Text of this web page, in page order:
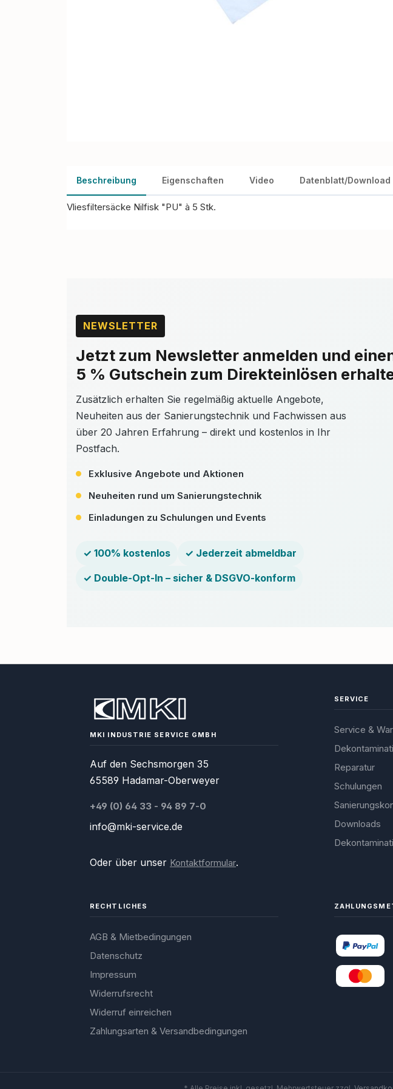
Beschreibung Eigenschaften Video Datenblatt/Download
Vliesfiltersäcke Nilfisk "PU" à 5 Stk.
NEWSLETTER
Jetzt zum Newsletter anmelden und
5 % Gutschein zum Direkteinlösen
Zusätzlich erhalten Sie regelmäßig aktuelle Angebote,
Neuheiten aus der Sanierungstechnik und Fachwissen aus
über 20 Jahren Erfahrung – direkt und kostenlos in Ihr
Postfach.
Exklusive Angebote und Aktionen
Neuheiten rund um Sanierungstechnik
Einladungen zu Schulungen und Events
✓ 100% kostenlos ✓ Jederzeit abmeldbar
✓ Double-Opt-In – sicher & DSGVO-konform
MKI INDUSTRIE SERVICE GMBH
Auf den Sechsmorgen 35
65589 Hadamar-Oberweyer
+49 (0) 64 33 - 94 89 7-0
info@mki-service.de
Oder über unser Kontaktformular.
SERVICE
Service &
Reparatur
Schulungen
Downloads
RECHTLICHES
AGB & Mietbedingungen
Datenschutz
Impressum
Widerrufsrecht
Widerruf einreichen
Zahlungsarten & Versandbedingungen